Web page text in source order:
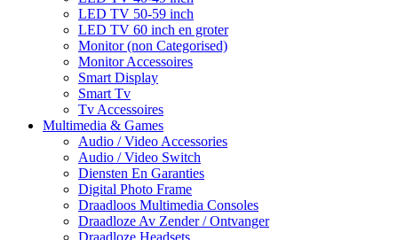
LED TV 50-59 inch
LED TV 60 inch en groter
Monitor (non Categorised)
Monitor Accessoires
Smart Display
Smart Tv
Tv Accessoires
Multimedia & Games
Audio / Video Accessories
Audio / Video Switch
Diensten En Garanties
Digital Photo Frame
Draadloos Multimedia Consoles
Draadloze Av Zender / Ontvanger